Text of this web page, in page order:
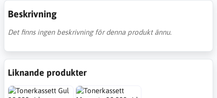
Beskrivning
Det finns ingen beskrivning för denna produkt ännu.
Liknande produkter